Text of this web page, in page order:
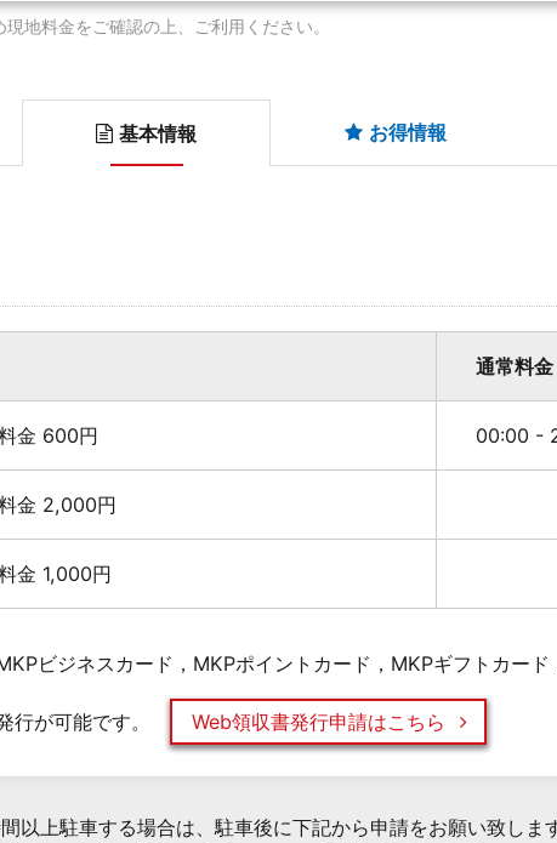
地料金をご確認の上、ご利用ください。
基本情報 お得情報
通常料金
金 600円 00:00 -
金 2,000円
金 1,000円
ビジネスカード，MKPポイントカード，MKPギフトカード
行が可能です。 Web領収書発行申請はこちら
以上駐車する場合は、駐車後に下記から申請をお願い致します